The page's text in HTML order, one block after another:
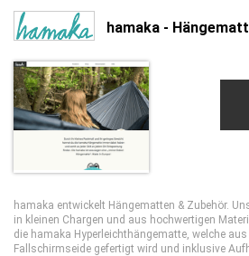
hamaka -
hamaka entwickelt Hängematten & Zubehör.
in kleinen Chargen und aus hochwertigen
die hamaka Hyperleichthängematte, welche
Fallschirmseide gefertigt wird und inklusive